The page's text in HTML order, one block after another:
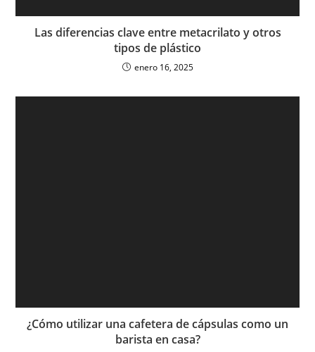
Las diferencias clave entre metacrilato y otros
tipos de plástico
enero 16, 2025
¿Cómo utilizar una cafetera de cápsulas como un
barista en casa?